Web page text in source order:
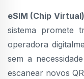
eSIM (Chip
sistema promete
operadora
sem a
escanear novos